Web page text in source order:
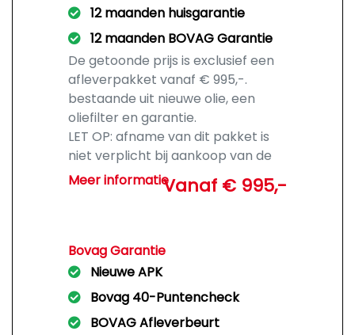
12 maanden huisgarantie
12 maanden BOVAG Garantie
De getoonde prijs is exclusief een
afleverpakket vanaf € 995,-.
bestaande uit nieuwe olie, een
oliefilter en garantie.
LET OP: afname van dit pakket is
niet verplicht bij aankoop van de
auto.
Meer informatieVanaf € 995,-
Bovag Garantie
Nieuwe APK
Bovag 40-Puntencheck
BOVAG Afleverbeurt